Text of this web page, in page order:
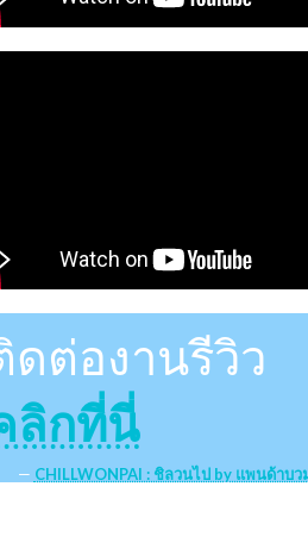
ดต่องานรีวิว
ลิกที่นี่
CHILLWONPAI : ชิลวนไป by แพนด้าบว